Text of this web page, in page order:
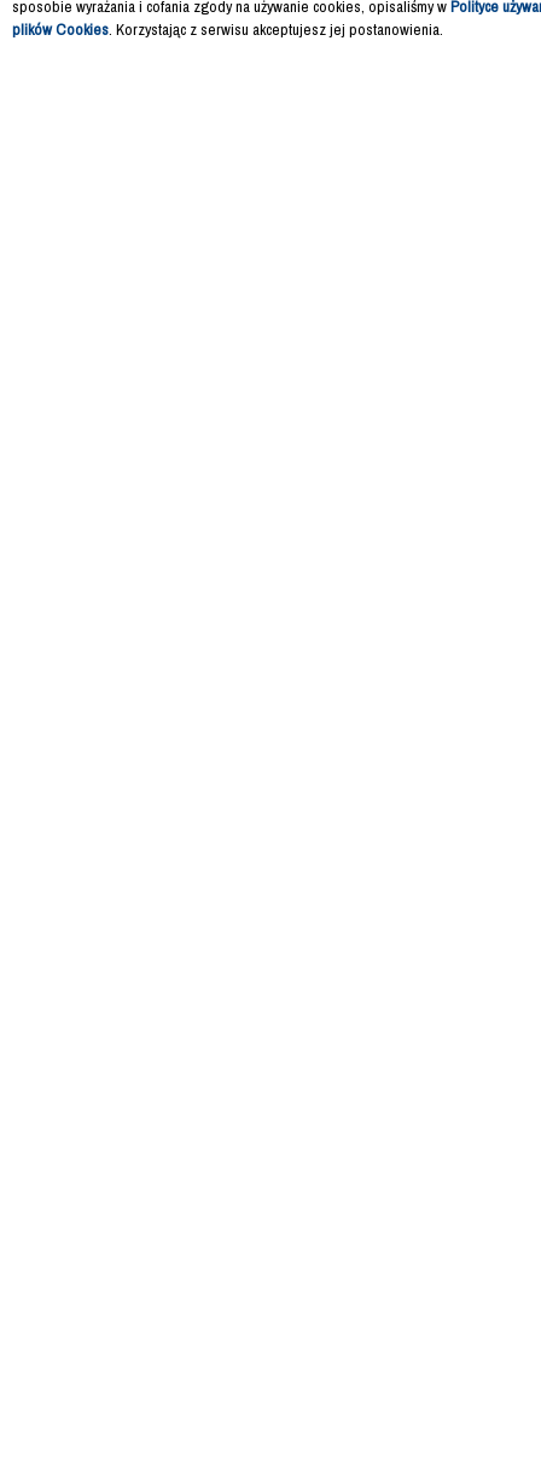
sposobie wyrażania i cofania zgody na używanie cookies, opisaliśmy w Polityce
plików Cookies. Korzystając z serwisu akceptujesz jej postanowienia.